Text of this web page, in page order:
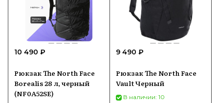
10 490 ₽
Рюкзак The North Face
Borealis 28 л, черный
(NF0A52SE)
9 490 ₽
Рюкзак The North Face
Vault Черный
В наличии: 10